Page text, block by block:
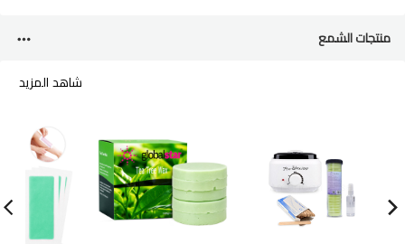
منتجات الشمع
شاهد المزيد